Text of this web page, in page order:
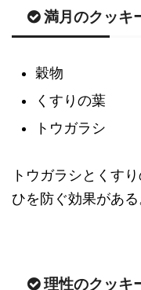
満月のクッキ
穀物
くすりの葉
トウガラシ
トウガラシとくす
ひを防ぐ効果がある
理性のクッキ